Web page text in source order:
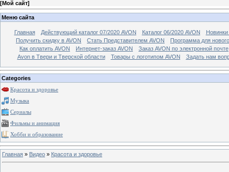
[Мой сайт]
Меню сайта
Главная Действующий каталог 07/2020 AVON Каталог 06/2020 AVON
Новинки
Получить скидку в AVON
Стать Представителем AVON
Программа для
Как оплатить AVON
Интернет-заказ AVON
Заказ AVON по электронной почте
Avon в Твери и Тверской области
Товары с логотипом AVON Задать нам
Categories
Красота и здоровье
Музыка
Сериалы
Фильмы и анимация
Хобби и образование
Главная » Видео » Красота и здоровье